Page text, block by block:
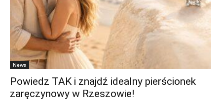
News
Powiedz TAK i znajdź idealny pierścionek
zaręczynowy w Rzeszowie!